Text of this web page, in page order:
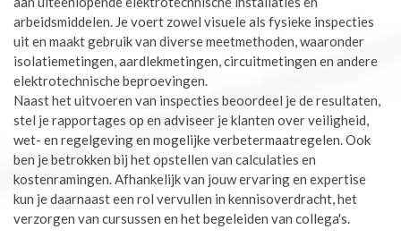
arbeidsmiddelen. Je voert zowel visuele als fysieke inspecties
uit en maakt gebruik van diverse meetmethoden, waaronder
isolatiemetingen, aardlekmetingen, circuitmetingen en andere
elektrotechnische beproevingen.
Naast het uitvoeren van inspecties beoordeel je de resultaten,
stel je rapportages op en adviseer je klanten over veiligheid,
wet- en regelgeving en mogelijke verbetermaatregelen. Ook
ben je betrokken bij het opstellen van calculaties en
kostenramingen. Afhankelijk van jouw ervaring en expertise
kun je daarnaast een rol vervullen in kennisoverdracht, het
verzorgen van cursussen en het begeleiden van collega's.